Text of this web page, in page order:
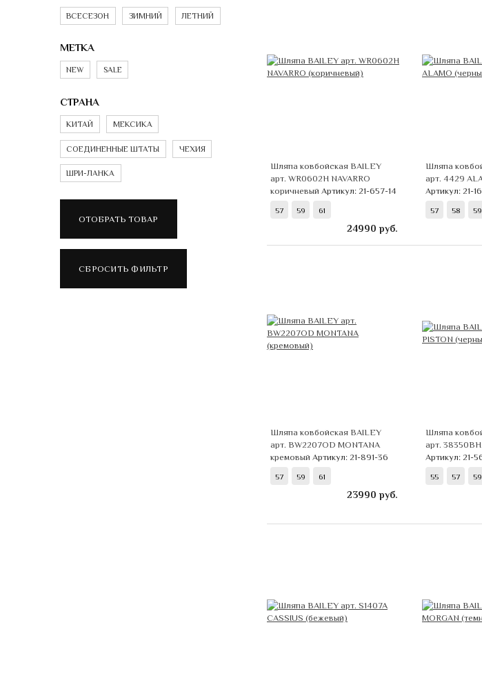
Шляпа ковбойская BAILEY
арт. WR0602H NAVARRO
коричневый Артикул: 21-657-14
57 59 61
24990 руб.
Шляпа
арт. 4429
Артикул: 21-
57 58 59
Шляпа ковбойская BAILEY
арт. BW2207OD MONTANA
кремовый Артикул: 21-891-36
57 59 61
23990 руб.
Шляпа
арт.
Артикул: 21-
55 57 59
ВСЕСЕЗОН ЗИМНИЙ ЛЕТНИЙ
МЕТКА
NEW SALE
СТРАНА
КИТАЙ МЕКСИКА
СОЕДИНЕННЫЕ ШТАТЫ ЧЕХИЯ
ШРИ-ЛАНКА